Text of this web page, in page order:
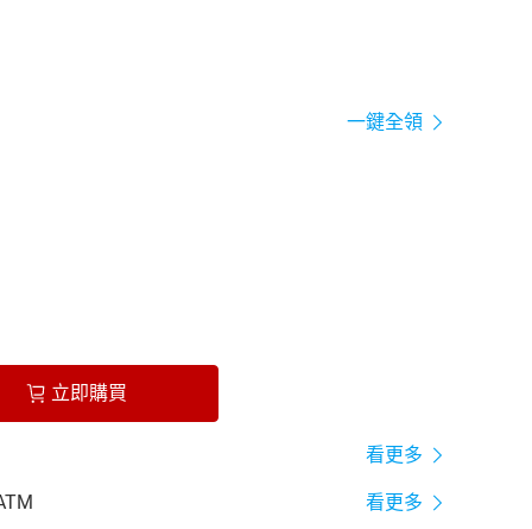
一鍵全領
立即購買
看更多
看更多